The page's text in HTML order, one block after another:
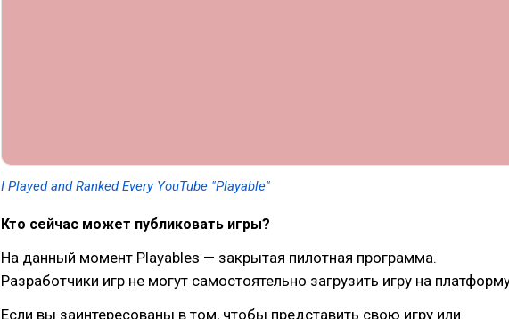
I Played and Ranked Every YouTube "Playable"
Кто сейчас может публиковать игры?
На данный момент Playables — закрытая пилотная программа.
Разработчики игр не могут самостоятельно загрузить игру на
Если вы заинтересованы в том, чтобы представить свою игру или